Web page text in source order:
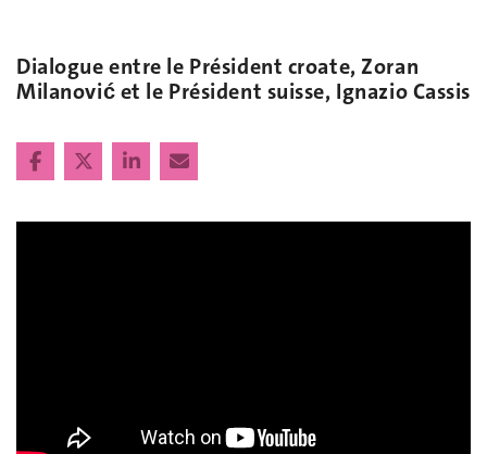
Dialogue entre le Président croate, Zoran
Milanović et le Président suisse, Ignazio Cassis